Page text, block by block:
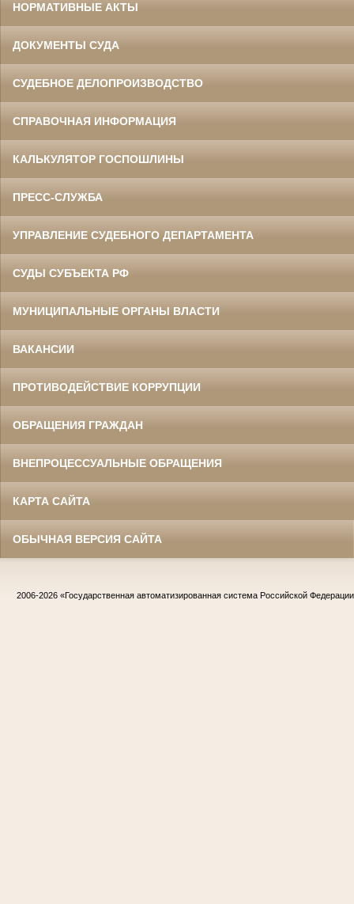
НОРМАТИВНЫЕ АКТЫ
ДОКУМЕНТЫ СУДА
СУДЕБНОЕ ДЕЛОПРОИЗВОДСТВО
СПРАВОЧНАЯ ИНФОРМАЦИЯ
КАЛЬКУЛЯТОР ГОСПОШЛИНЫ
ПРЕСС-СЛУЖБА
УПРАВЛЕНИЕ СУДЕБНОГО ДЕПАРТАМЕНТА
СУДЫ СУБЪЕКТА РФ
МУНИЦИПАЛЬНЫЕ ОРГАНЫ ВЛАСТИ
ВАКАНСИИ
ПРОТИВОДЕЙСТВИЕ КОРРУПЦИИ
ОБРАЩЕНИЯ ГРАЖДАН
ВНЕПРОЦЕССУАЛЬНЫЕ ОБРАЩЕНИЯ
КАРТА САЙТА
ОБЫЧНАЯ ВЕРСИЯ САЙТА
2006-2026 «Государственная автоматизированная система Российской